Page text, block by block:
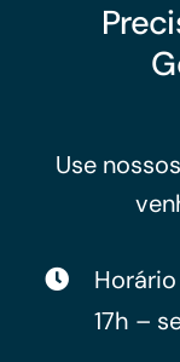
Use
17h –